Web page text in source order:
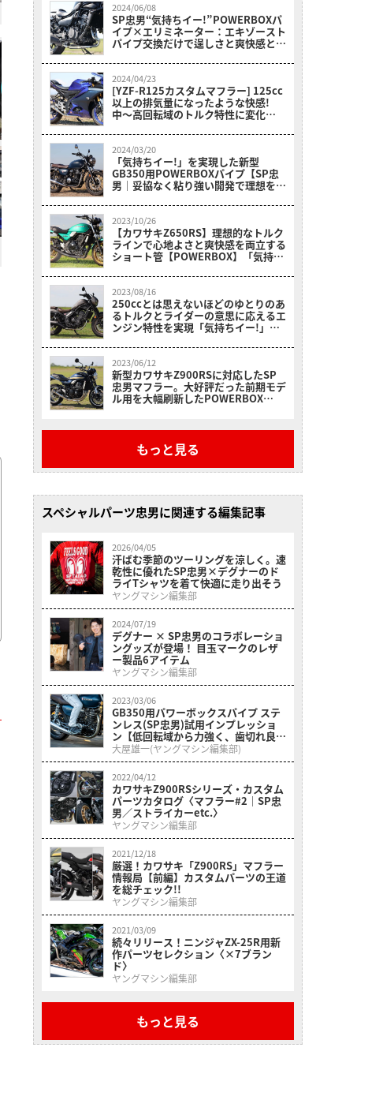
2024/06/08
SP忠男“気持ちイー!”POWERBOXパ
イプ×エリミネーター：エキゾースト
パイプ交換だけで逞しさと爽快感と心
2024/04/23
[YZF-R125カスタムマフラー] 125cc
以上の排気量になったような快感!
中〜高回転域のトルク特性に変化
2024/03/20
「気持ちイー!」を実現した新型
GB350用POWERBOXパイプ【SP忠
男｜妥協なく粘り強い開発で理想を追
2023/10/26
【カワサキZ650RS】理想的なトルク
ラインで心地よさと爽快感を両立する
ショート管【POWERBOX】「気持ち
2023/08/16
250ccとは思えないほどのゆとりのあ
るトルクとライダーの意思に応えるエ
ンジン特性を実現「気持ちイー!」を
プ】
2023/06/12
新型カワサキZ900RSに対応したSP
忠男マフラー。大好評だった前期モデ
ル用を大幅刷新したPOWERBOX
もっと見る
スペシャルパーツ忠男に関連する編集記事
2026/04/05
汗ばむ季節のツーリングを涼しく。速
乾性に優れたSP忠男×デグナーのド
ライTシャツを着て快適に走り出そう
ヤングマシン編集部
2024/07/19
デグナー × SP忠男のコラボレーショ
ングッズが登場！ 目玉マークのレザ
ー製品6アイテム
ヤングマシン編集部
2023/03/06
GB350用パワーボックスパイプ ステ
ンレス(SP忠男)試用インプレッショ
ン【低回転域から力強く、歯切れ良い
排気音に】
大屋雄一(ヤングマシン編集部)
2022/04/12
カワサキZ900RSシリーズ・カスタム
パーツカタログ〈マフラー#2｜SP忠
男／ストライカーetc.〉
ヤングマシン編集部
2021/12/18
厳選！カワサキ「Z900RS」マフラー
情報局【前編】カスタムパーツの王道
を総チェック!!
ヤングマシン編集部
2021/03/09
続々リリース！ニンジャZX-25R用新
作パーツセレクション〈×7ブラン
ド〉
ヤングマシン編集部
もっと見る